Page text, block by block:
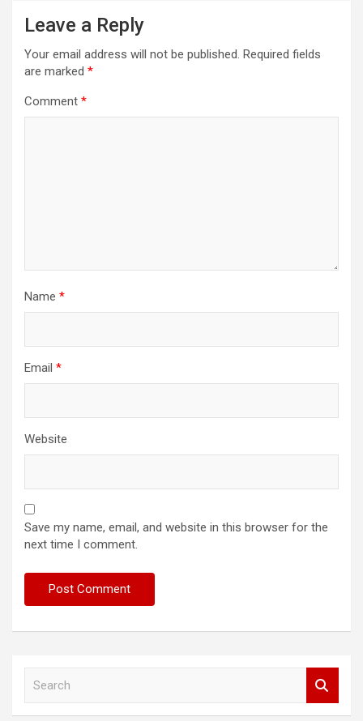
Leave a Reply
Your email address will not be published. Required fields
are marked *
Comment *
Name *
Email *
Website
Save my name, email, and website in this browser for the
next time I comment.